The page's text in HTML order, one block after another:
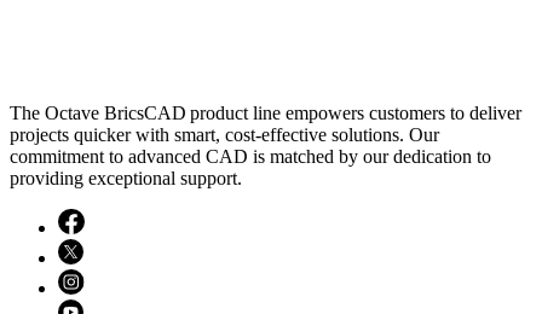
The Octave BricsCAD product line empowers customers to deliver
projects quicker with smart, cost-effective solutions. Our
commitment to advanced CAD is matched by our dedication to
providing exceptional support.